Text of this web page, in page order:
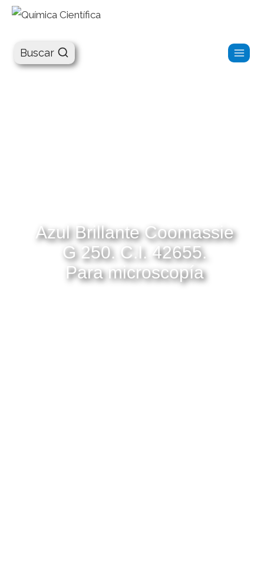
Buscar
Azul Brillante Coomassie
G 250. C.I. 42655.
Para microscopía